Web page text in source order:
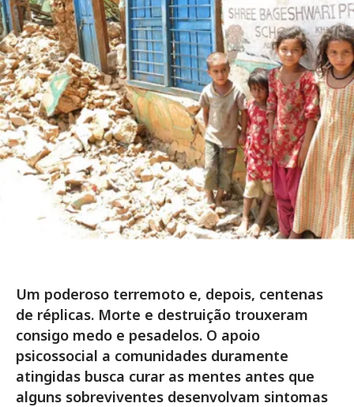
Um poderoso terremoto e, depois, centenas
de réplicas. Morte e destruição trouxeram
consigo medo e pesadelos. O apoio
psicossocial a comunidades duramente
atingidas busca curar as mentes antes que
alguns sobreviventes desenvolvam sintomas